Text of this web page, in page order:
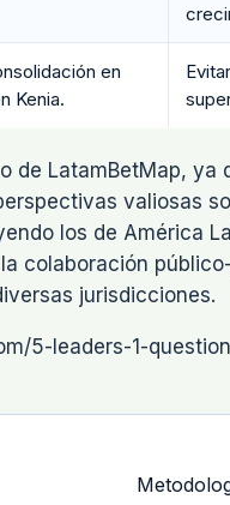
en
Kenia.
de LatamBetMap,
valiosas
los de América
colaboración
jurisdicciones.
5-leaders-1-